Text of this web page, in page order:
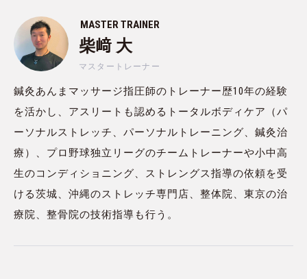
MASTER TRAINER
柴﨑 大
マスタートレーナー
鍼灸あんまマッサージ指圧師のトレーナー歴10年の経験
を活かし、アスリートも認めるトータルボディケア（パ
ーソナルストレッチ、パーソナルトレーニング、鍼灸治
療）、プロ野球独立リーグのチームトレーナーや小中高
生のコンディショニング、ストレングス指導の依頼を受
ける茨城、沖縄のストレッチ専門店、整体院、東京の治
療院、整骨院の技術指導も行う。